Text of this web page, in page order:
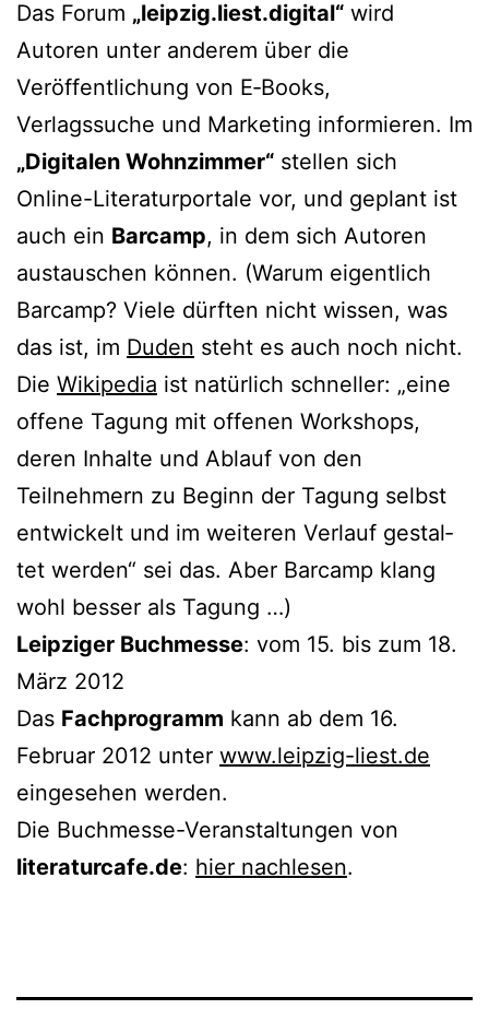
Das Forum „leipzig.liest.digital“ wird
Autoren unter ande­rem über die
Veröffentlichung von E‑Books,
Verlagssuche und Marketing infor­mie­ren. Im
„Digitalen Wohnzimmer“ stel­len sich
Online-Literaturportale vor, und geplant ist
auch ein Barcamp, in dem sich Autoren
aus­tau­schen kön­nen. (Warum eigent­lich
Barcamp? Viele dürf­ten nicht wis­sen, was
das ist, im Duden steht es auch noch nicht.
Die Wikipedia ist natür­lich schnel­ler: „eine
offe­ne Tagung mit offe­nen Workshops,
deren Inhalte und Ablauf von den
Teilnehmern zu Beginn der Tagung selbst
ent­wi­ckelt und im wei­te­ren Verlauf gestal­
tet wer­den“ sei das. Aber Barcamp klang
wohl bes­ser als Tagung …)
Leipziger Buchmesse: vom 15. bis zum 18.
März 2012
Das Fachprogramm kann ab dem 16.
Februar 2012 unter www.leipzig-liest.de
ein­ge­se­hen werden.
Die Buchmesse-Veranstaltungen von
literaturcafe.de: hier nach­le­sen.